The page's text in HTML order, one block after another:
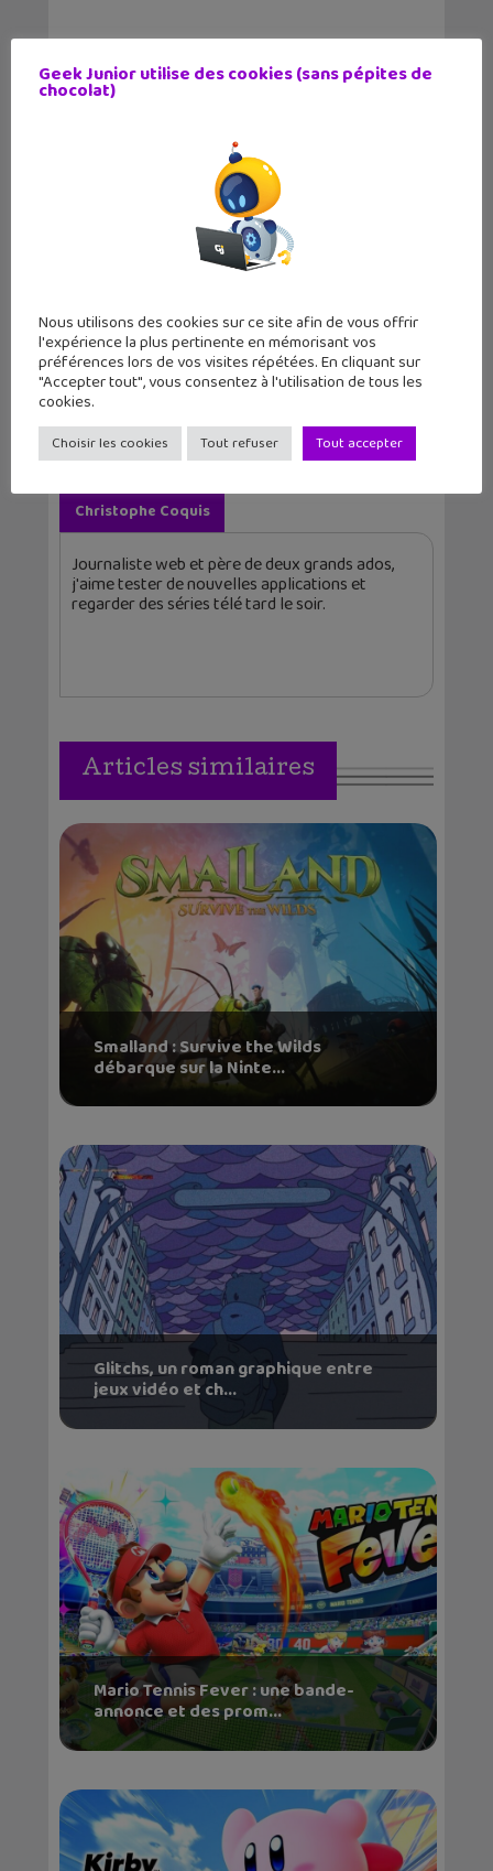
Tags
Article suivant
Google Science
Auteur
Christophe Coquis
Journaliste web et père de deux grands ados,
j'aime tester de nouvelles applications et
regarder des séries télé tard le soir.
Articles similaires
Smalland : Survive the Wilds
débarque sur la Ninte...
Glitchs, un roman graphique entre
jeux vidéo et ch...
Mario Tennis Fever : une bande-
annonce et des prom...
Geek Junior utilise des cookies (sans pépites de
chocolat)
Nous utilisons des cookies sur ce site afin de vous offrir
l'expérience la plus pertinente en mémorisant vos
préférences lors de vos visites répétées. En cliquant sur
"Accepter tout", vous consentez à l'utilisation de tous les
cookies.
Choisir les cookies Tout refuser Tout accepter